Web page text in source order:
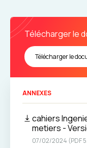
Télécharger le
Télécharger le
ANNEXES
cahiers
metiers -
07/02/2024 (PDF